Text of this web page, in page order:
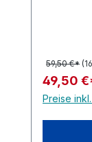
59,50 €*
49,50
Preise